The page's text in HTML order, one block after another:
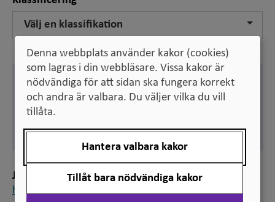
Välj en klassifikation
Engelska
doctoral grant
Svenska
utbildningsbidrag
Jämför
högskoleutbildning på forskarnivå
Denna webbplats använder kakor (cookies)
som lagras i din webbläsare. Vissa kakor är
nödvändiga för att sidan ska fungera korrekt
och andra är valbara. Du väljer vilka du vill
tillåta.
Hantera valbara kakor
Tillåt bara nödvändiga kakor